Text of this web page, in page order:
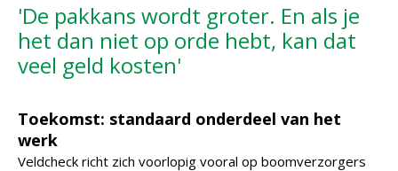
'De pakkans wordt groter. En als je
het dan niet op orde hebt, kan dat
veel geld kosten'
Toekomst: standaard onderdeel van het
werk
Veldcheck richt zich voorlopig vooral op boomverzorgers